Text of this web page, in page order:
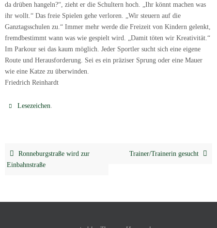
da drüben hangeln?“, zieht er die Schultern hoch. „Ihr könnt machen was
ihr wollt.“ Das freie Spielen gehe verloren. „Wir steuern auf die
Ganztagsschulen zu.“ Immer mehr werde die Freizeit von Kindern gelenkt,
fremdbestimmt wann was wie gespielt wird. „Damit töten wir Kreativität.“
Im Parkour sei das kaum möglich. Jeder Sportler sucht sich eine eigene
Route und Herausforderung. Sei es ein präziser Sprung oder eine Mauer
wie eine Katze zu überwinden.
Friedrich Reinhardt
Lesezeichen.
Ronneburgstraße wird zur
Einbahnstraße
Trainer/Trainerin gesucht